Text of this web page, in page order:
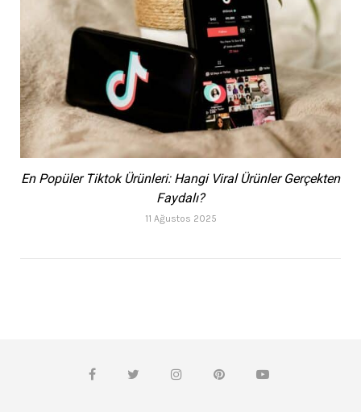
En Popüler Tiktok Ürünleri: Hangi Viral Ürünler Gerçekten
Faydalı?
11 Ağustos 2025